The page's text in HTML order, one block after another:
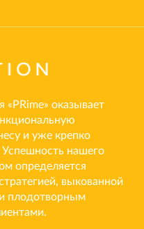
«PRime» оказывает
и уже крепко
нашего
определяется
выкованной
плодотворным